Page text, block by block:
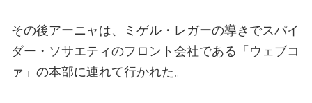
その後アーニャは、ミゲル・レガーの導きでスパイ
ダー・ソサエティのフロント会社である「ウェブコ
ァ」の本部に連れて行かれた。